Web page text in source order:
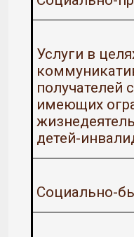
Услуги в
получателей
имеющих
детей-
Социально-